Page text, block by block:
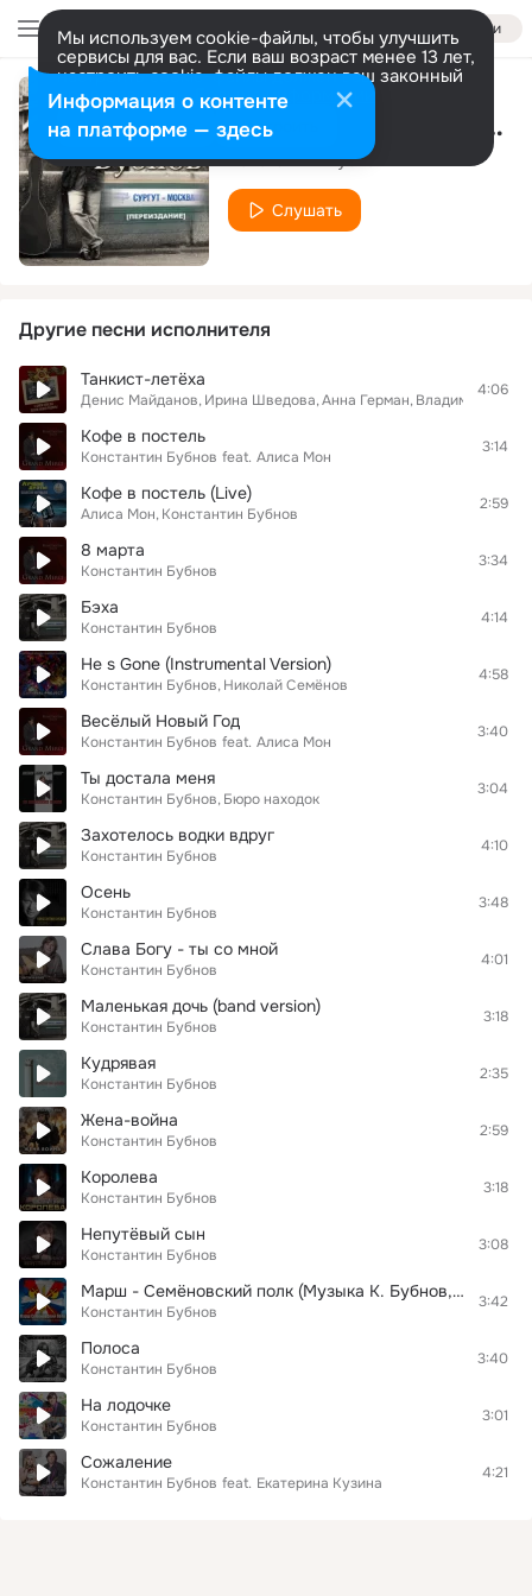
Войти
Мы используем cookie-файлы, чтобы улучшить
сервисы для вас. Если ваш возраст менее 13 лет,
настроить cookie-файлы должен ваш законный
представитель. Больше информации
Разрешить все Настроить 8 Марта (band version)
Константин Бубнов
Слушать
Другие песни исполнителя
Танкист-летёха
Денис Майданов Ирина Шведова Анна Герман Владимир
4:06
Кофе в постель
Константин Бубнов feat. Алиса Мон
3:14
Кофе в постель (Live)
Алиса Мон Константин Бубнов
2:59
8 марта
Константин Бубнов
3:34
Бэха
Константин Бубнов
4:14
He s Gone (Instrumental Version)
Константин Бубнов Николай Семёнов
4:58
Весёлый Новый Год
Константин Бубнов feat. Алиса Мон
3:40
Ты достала меня
Константин Бубнов Бюро находок
3:04
Захотелось водки вдруг
Константин Бубнов
4:10
Осень
Константин Бубнов
3:48
Слава Богу - ты со мной
Константин Бубнов
4:01
Маленькая дочь (band version)
Константин Бубнов
3:18
Кудрявая
Константин Бубнов
2:35
Жена-война
Константин Бубнов
2:59
Королева
Константин Бубнов
3:18
Непутёвый сын
Константин Бубнов
3:08
Марш - Семёновский полк (Музыка К. Бубнов, слова К. Бубнов-О. Тауберг)
Константин Бубнов
3:42
Полоса
Константин Бубнов
3:40
На лодочке
Константин Бубнов
3:01
Сожаление
Константин Бубнов feat. Екатерина Кузина
4:21
Информация о контенте
на платформе — здесь